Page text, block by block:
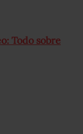
Todo sobre